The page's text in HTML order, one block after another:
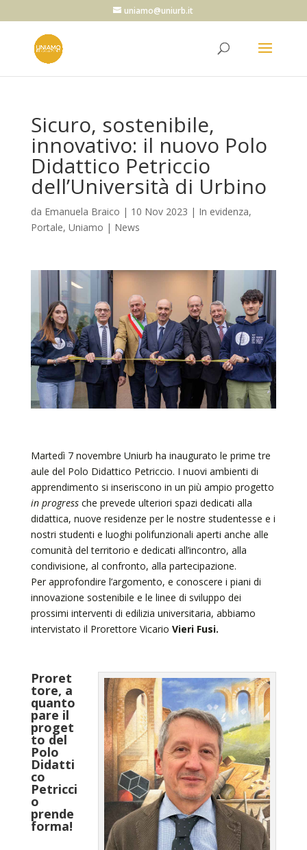
uniamo@uniurb.it
Sicuro, sostenibile,
innovativo: il nuovo Polo
Didattico Petriccio
dell’Università di Urbino
da Emanuela Braico | 10 Nov 2023 | In evidenza,
Portale, Uniamo | News
Martedì 7 novembre Uniurb ha inaugurato le prime tre
aule del Polo Didattico Petriccio. I nuovi ambienti di
apprendimento si inseriscono in un più ampio progetto
in progressche prevede ulteriori spazi dedicati alla
didattica, nuove residenze per le nostre studentesse e i
nostri studenti e luoghi polifunzionali aperti anche alle
comunità del territorio e dedicati all’incontro, alla
condivisione, al confronto, alla partecipazione.
Per approfondire l’argomento, e conoscere i piani di
innovazione sostenibile e le linee di sviluppo dei
prossimi interventi di edilizia universitaria, abbiamo
intervistato il Prorettore Vicario Vieri Fusi.
Proret
tore, a
quanto
pare il
proget
to del
Polo
Didatti
co
Petricci
o
prende
forma!